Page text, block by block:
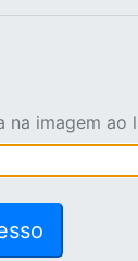
na imagem ao